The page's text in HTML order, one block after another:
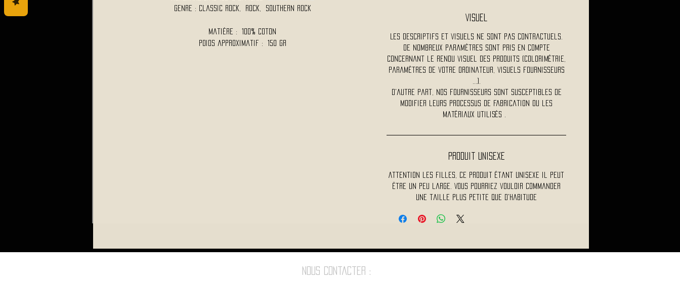
Genre : Classic Rock, Rock, Southern Rock
Matière : 100% Coton
Poids approximatif : 150 Gr
Visuel
Les descriptifs et visuels ne sont pas contractuels.
De nombreux paramètres sont pris en compte
concernant le rendu visuel des produits (colorimétrie,
paramètres de votre ordinateur, visuels fournisseurs
D'autre part, nos fournisseurs sont susceptibles de
modifier leurs processus de fabrication ou les
matériaux utilisés .
Produit Unisexe
Attention les filles, ce produit étant unisexe il peut
être un peu large. Vous pourriez vouloir commander
une taille plus petite que d'habitude
Nous contacter :